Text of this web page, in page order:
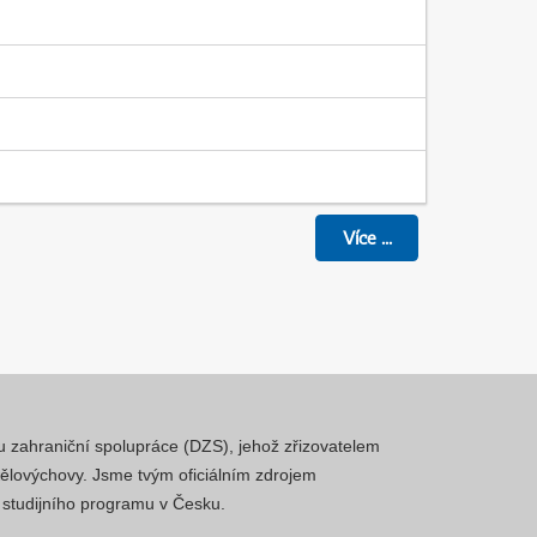
Více...
zahraniční spolupráce (DZS), jehož zřizovatelem
Jsme tvým oficiálním zdrojem
programu v Česku.